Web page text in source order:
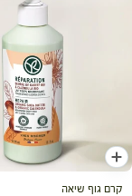
הוסף לעגלה
קרם גוף שיאה